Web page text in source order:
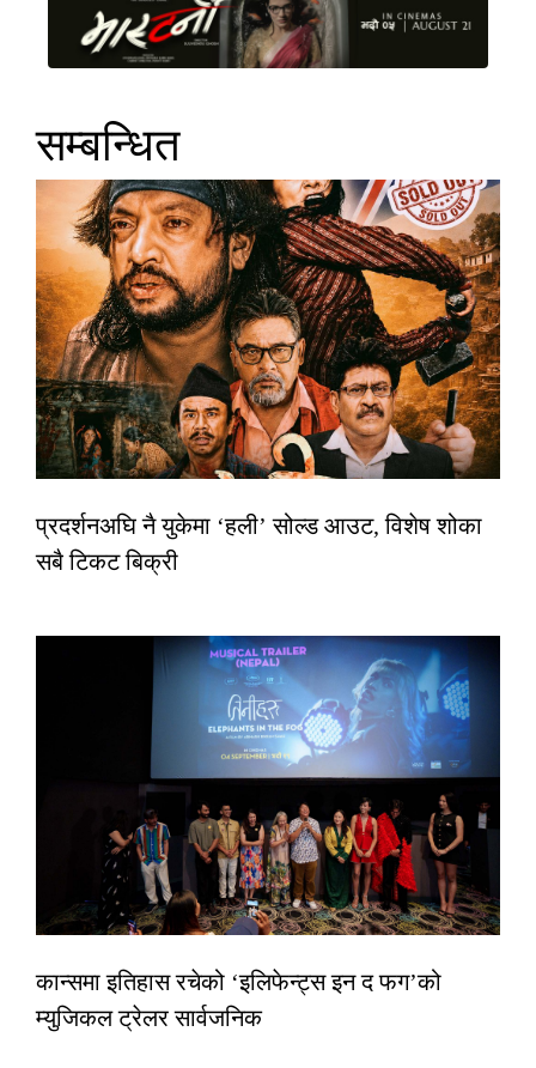
सम्बन्धित
प्रदर्शनअघि नै युकेमा ‘हली’ सोल्ड आउट, विशेष शोका
सबै टिकट बिक्री
कान्समा इतिहास रचेको ‘इलिफेन्ट्स इन द फग’को
म्युजिकल ट्रेलर सार्वजनिक